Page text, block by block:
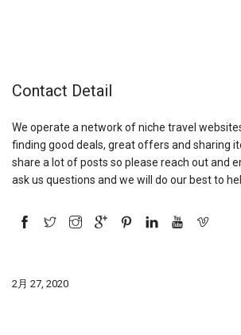
Contact Detail
We operate a network of niche travel
finding good deals, great offers and sharing
share a lot of posts so please reach out and
ask us questions and we will do our best to
2月 27, 2020